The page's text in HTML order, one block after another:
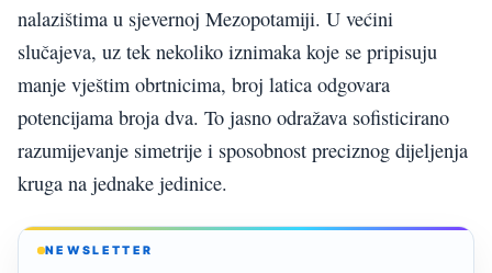
nalazištima u sjevernoj Mezopotamiji. U većini
slučajeva, uz tek nekoliko iznimaka koje se pripisuju
manje vještim obrtnicima, broj latica odgovara
potencijama broja dva. To jasno odražava sofisticirano
razumijevanje simetrije i sposobnost preciznog dijeljenja
kruga na jednake jedinice.
NEWSLETTER